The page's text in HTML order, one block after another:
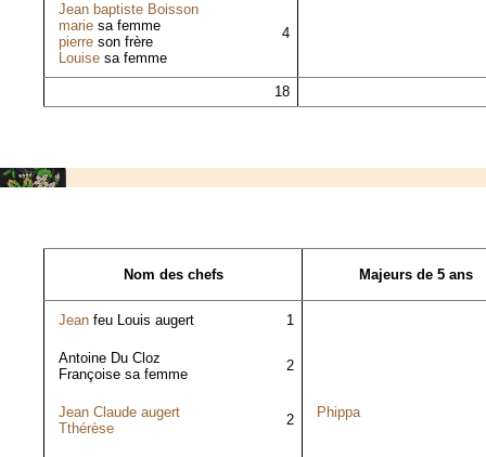
Jean baptiste Boisson
marie sa femme
pierre son frère
Louise sa femme
4
18
Nom des chefs Majeurs de 5 ans
Jean feu Louis augert 1
Antoine Du Cloz
Françoise sa femme
2
Jean Claude augert
Tthérèse
2 Phippa